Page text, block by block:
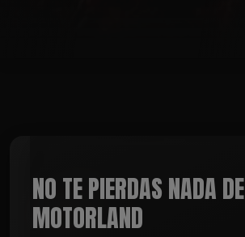
NO TE PIERDAS NADA DE
MOTORLAND